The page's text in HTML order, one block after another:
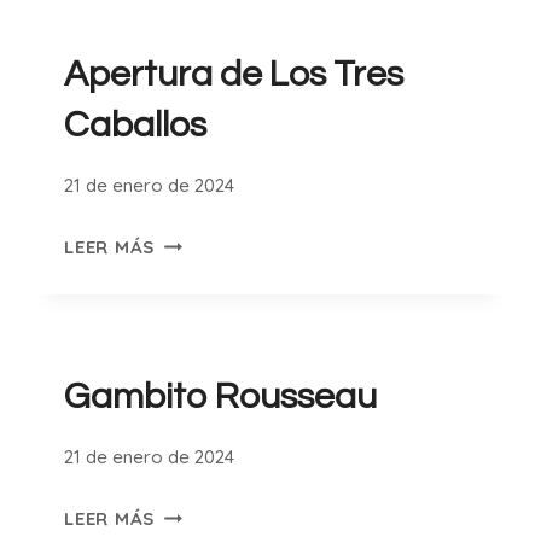
Apertura de Los Tres
Caballos
21 de enero de 2024
LEER MÁS APERTURA
Gambito Rousseau
21 de enero de 2024
LEER MÁS GAMBITO